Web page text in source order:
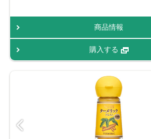
商品情報
購入する